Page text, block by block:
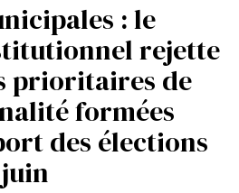
: le
rejette
prioritaires de
formées
des élections